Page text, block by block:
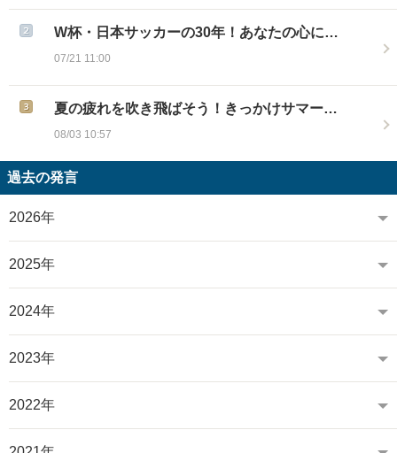
W杯・日本サッカーの30年！あなたの心に…
07/21 11:00
夏の疲れを吹き飛ばそう！きっかけサマー…
08/03 10:57
過去の発言
2026年
2025年
2024年
2023年
2022年